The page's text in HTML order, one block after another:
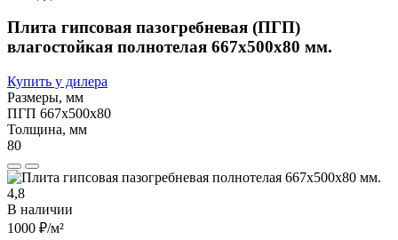
Плита гипсовая пазогребневая (ПГП)
влагостойкая полнотелая 667х500х80 мм.
Купить у дилера
Размеры, мм
ПГП 667х500х80
Толщина, мм
80
4,8
В наличии
1000 ₽/м²